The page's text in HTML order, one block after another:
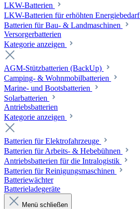
LKW-Batterien
LKW-Batterien für erhöhten Energiebedarf
Batterien für Bau- & Landmaschinen
Versorgerbatterien
Kategorie anzeigen
AGM-Stützbatterien (BackUp)
Camping- & Wohnmobilbatterien
Marine- und Bootsbatterien
Solarbatterien
Antriebsbatterien
Kategorie anzeigen
Batterien für Elektrofahrzeuge
Batterien für Arbeits- & Hebebühnen
Antriebsbatterien für die Intralogistik
Batterien für Reinigungsmaschinen
Batteriewächter
Batterieladegeräte
Menü schließen